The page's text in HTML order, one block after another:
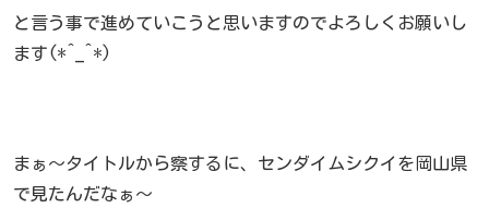
と言う事で進めていこうと思いますのでよろしくお願いし
ます(*^_^*)
まぁ～タイトルから察するに、センダイムシクイを岡山県
で見たんだなぁ～